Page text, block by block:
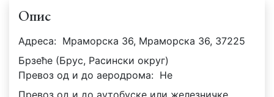
Опис
Адреса: Мраморска 36, Мраморска 36, 37225
Брзеће (Брус, Расински округ)
Превоз од и до аеродрома: Не
Превоз од и до аутобуске или железничке